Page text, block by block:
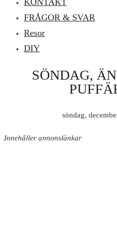
FRÅGOR & SVAR
Resor
DIY
SÖNDAG,
söndag,
Innehåller annonslänkar